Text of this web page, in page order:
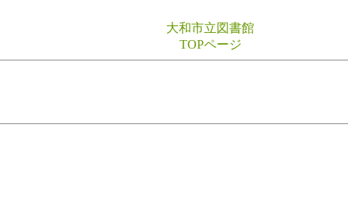
大和市立図書館
TOPページ